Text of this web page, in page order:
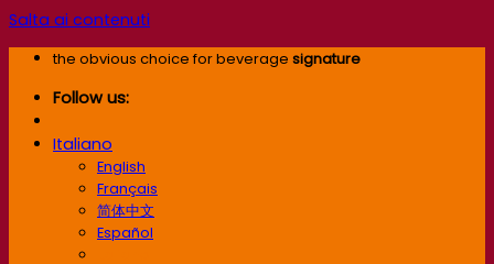
Salta ai contenuti
the obvious choice for beverage signature
Follow us:
Italiano
English
Français
简体中文
Español